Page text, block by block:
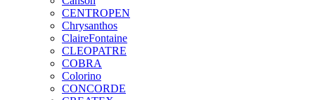
CENTROPEN
Chrysanthos
ClaireFontaine
CLEOPATRE
COBRA
Colorino
CONCORDE